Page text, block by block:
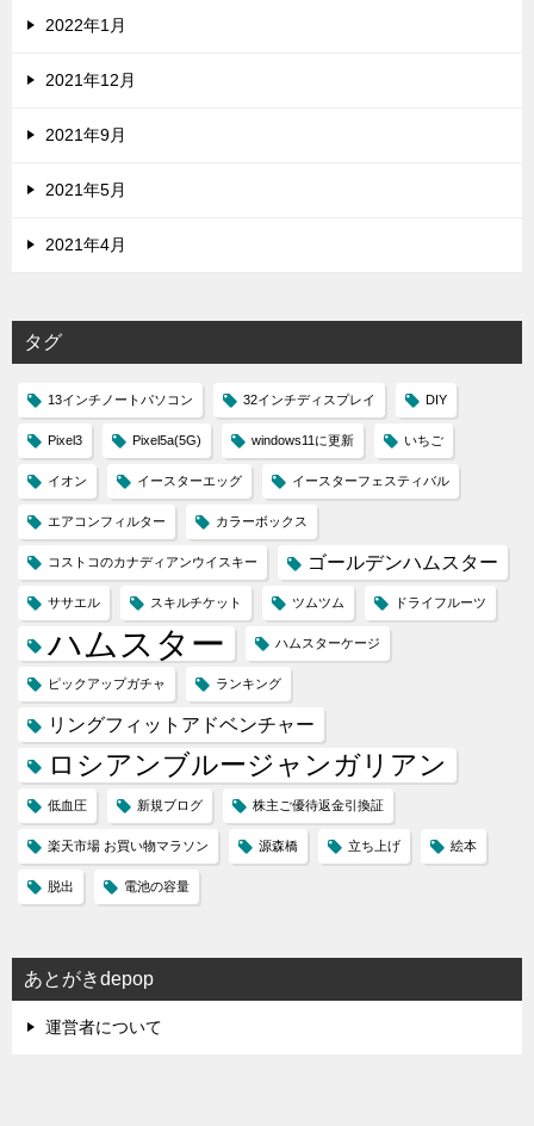
2022年1月
2021年12月
2021年9月
2021年5月
2021年4月
タグ
13インチノートパソコン 32インチディスプレイ DIY
Pixel3 Pixel5a(5G) windows11に更新 いちご
イオン イースターエッグ イースターフェスティバル
エアコンフィルター カラーボックス
コストコのカナディアンウイスキー ゴールデンハムスター
ササエル スキルチケット ツムツム ドライフルーツ
ハムスター ハムスターケージ
ピックアップガチャ ランキング
リングフィットアドベンチャー
ロシアンブルージャンガリアン
低血圧 新規ブログ 株主ご優待返金引換証
楽天市場 お買い物マラソン 源森橋 立ち上げ 絵本
脱出 電池の容量
あとがきdepop
運営者について